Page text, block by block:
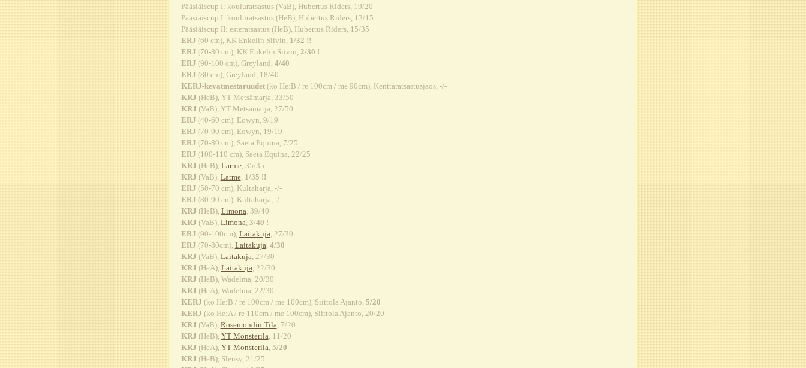
Pääsiäiscup I: kouluratsastus (VaB), Hubertus Riders, 19/20
Pääsiäiscup I: kouluratsastus (HeB), Hubertus Riders, 13/15
Pääsiäiscup II: esteratsastus (HeB), Hubertus Riders, 15/35
ERJ (60 cm), KK Enkelin Siivin, 1/32 !!
ERJ (70-80 cm), KK Enkelin Siivin, 2/30 !
ERJ (90-100 cm), Greyland, 4/40
ERJ (80 cm), Greyland, 18/40
KERJ-kevätmestaruudet(ko He:B / re 100cm / me 90cm), Kenttäratsastusjaos, -/-
KRJ (HeB), YT Metsämarja, 33/50
KRJ (VaB), YT Metsämarja, 27/50
ERJ (40-60 cm), Eowyn, 9/19
ERJ (70-90 cm), Eowyn, 19/19
ERJ (70-80 cm), Saeta Equina, 7/25
ERJ (100-110 cm), Saeta Equina, 22/25
KRJ (HeB), Larme, 35/35
KRJ (VaB), Larme, 1/35 !!
ERJ (50-70 cm), Kultaharja, -/-
ERJ (80-90 cm), Kultaharja, -/-
KRJ (HeB), Limona, 39/40
KRJ (VaB), Limona, 3/40 !
ERJ (90-100cm), Laitakuja, 27/30
ERJ (70-80cm), Laitakuja, 4/30
KRJ (VaB), Laitakuja, 27/30
KRJ (HeA), Laitakuja, 22/30
KRJ (HeB), Wadelma, 20/30
KRJ (HeA), Wadelma, 22/30
KERJ (ko He:B / re 100cm / me 100cm), Siittola Ajanto, 5/20
KERJ (ko He:A / re 110cm / me 100cm), Siittola Ajanto, 20/20
KRJ (VaB), Rosemondin Tila, 7/20
KRJ (HeB), YT Monsterila, 11/20
KRJ (HeA), YT Monsterila, 5/20
KRJ (HeB), Sleusy, 21/25